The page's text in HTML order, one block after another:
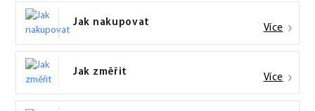
Jak nakupovat Více
Jak změřit Více